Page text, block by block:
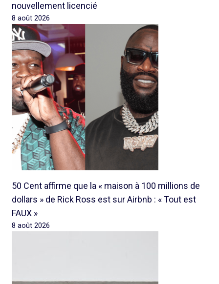
nouvellement licencié
8 août 2026
50 Cent affirme que la « maison à 100 millions de
dollars » de Rick Ross est sur Airbnb : « Tout est
FAUX »
8 août 2026